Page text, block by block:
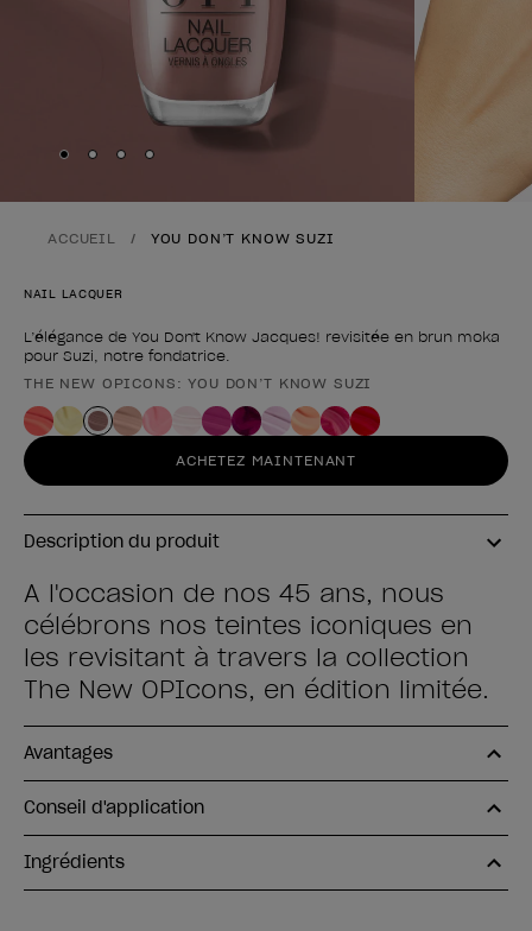
Skip to slide
Skip to slide
Skip to slide
Skip to slide
ACCUEIL YOU DON’T KNOW SUZI
NAIL LACQUER
L’élégance de You Don't Know Jacques! revisitée en brun moka
pour Suzi, notre fondatrice.
Forme du produit
THE NEW OPICONS: YOU DON’T KNOW SUZI
ACHETEZ MAINTENANT
Description du produit
A l'occasion de nos 45 ans, nous
célébrons nos teintes iconiques en
les revisitant à travers la collection
The New OPIcons, en édition limitée.
Avantages
Conseil d'application
Ingrédients